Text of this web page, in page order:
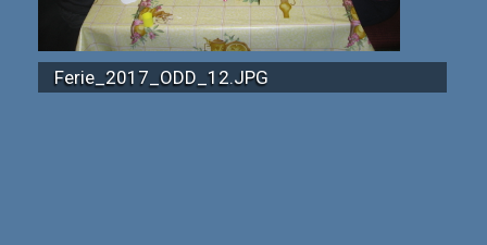
Ferie_2017_ODD_12.JPG